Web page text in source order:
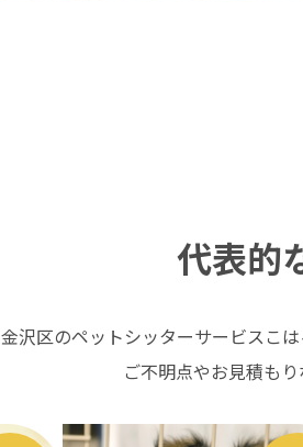
代表的
金沢区のペットシッターサービスこ
ご不明点やお見積も